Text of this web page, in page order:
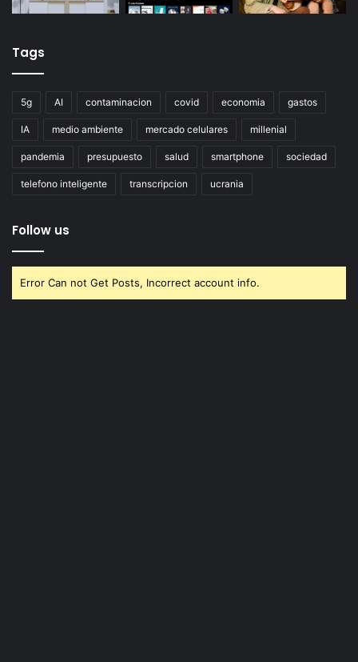
Tags
5g AI contaminacion covid economia gastos
IA medio ambiente mercado celulares millenial
pandemia presupuesto salud smartphone sociedad
telefono inteligente transcripcion ucrania
Follow us
Error Can not Get Posts, Incorrect account info.